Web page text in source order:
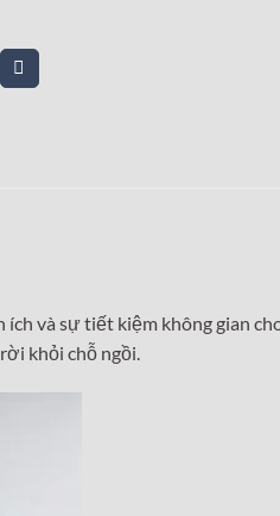
và sự tiết kiệm không gian
khỏi chỗ ngồi.